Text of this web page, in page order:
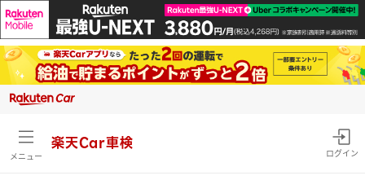
メニュー
楽天Car車検
ログイン